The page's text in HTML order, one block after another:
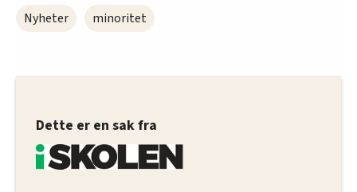
Nyheter minoritet
Dette er en sak fra